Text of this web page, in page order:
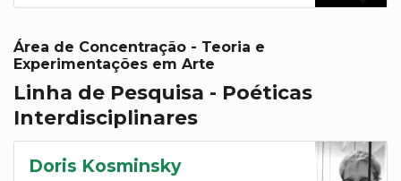
Área de Concentração - Teoria e
Experimentações em Arte
Linha de Pesquisa - Poéticas
Interdisciplinares
Doris Kosminsky